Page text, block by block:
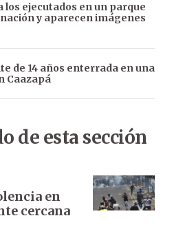
los ejecutados en un parque
y aparecen imágenes
de 14 años enterrada en una
Caazapá
de esta sección
en
cercana